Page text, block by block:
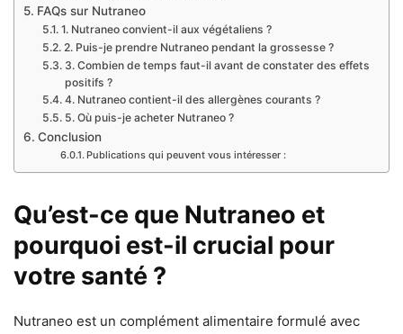
FAQs sur Nutraneo
1. Nutraneo convient-il aux végétaliens ?
2. Puis-je prendre Nutraneo pendant la grossesse ?
3. Combien de temps faut-il avant de constater des effets
positifs ?
4. Nutraneo contient-il des allergènes courants ?
5. Où puis-je acheter Nutraneo ?
Conclusion
Publications qui peuvent vous intéresser :
Qu’est-ce que Nutraneo et
pourquoi est-il crucial pour
votre santé ?
Nutraneo est un complément alimentaire formulé avec